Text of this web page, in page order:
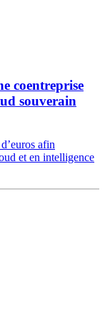
coentreprise
souverain
afin
et en intelligence